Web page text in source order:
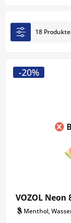
besserren
800 hat einen
durchsichtig
stehen Ihnen
persönlichen
Smoke
zu günstigen
18 Produkte
VOZOL Neon
Menthol,
-20%